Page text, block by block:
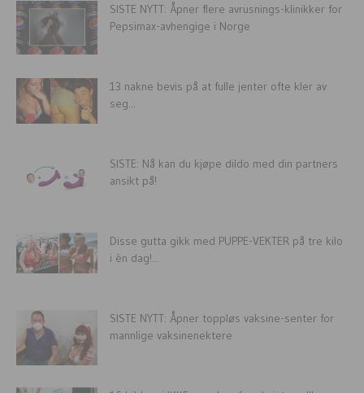
SISTE NYTT: Åpner flere avrusnings-klinikker for
Pepsimax-avhengige i Norge
13 nakne bevis på at fulle jenter ofte kler av
seg...
SISTE: Nå kan du kjøpe dildo med din partners
ansikt på!
Disse gutta gikk med PUPPE-VEKTER på tre kilo
i èn dag!...
SISTE NYTT: Åpner toppløs vaksine-senter for
mannlige vaksinenektere